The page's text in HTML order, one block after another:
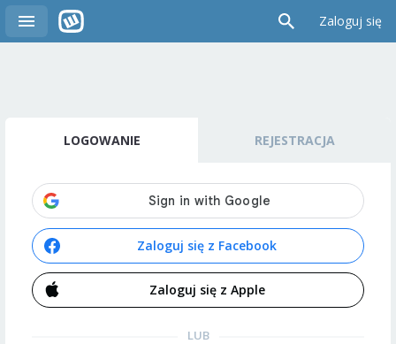
Zaloguj się
LOGOWANIE REJESTRACJA
Zaloguj się z Facebook
Zaloguj się z Apple
LUB